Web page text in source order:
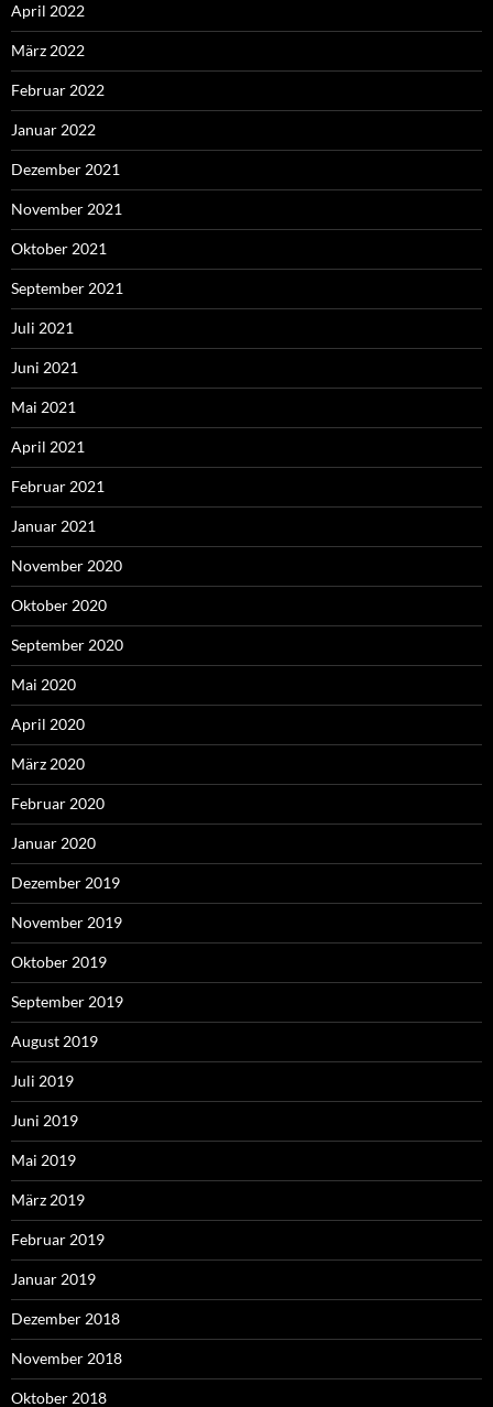
April 2022
März 2022
Februar 2022
Januar 2022
Dezember 2021
November 2021
Oktober 2021
September 2021
Juli 2021
Juni 2021
Mai 2021
April 2021
Februar 2021
Januar 2021
November 2020
Oktober 2020
September 2020
Mai 2020
April 2020
März 2020
Februar 2020
Januar 2020
Dezember 2019
November 2019
Oktober 2019
September 2019
August 2019
Juli 2019
Juni 2019
Mai 2019
März 2019
Februar 2019
Januar 2019
Dezember 2018
November 2018
Oktober 2018